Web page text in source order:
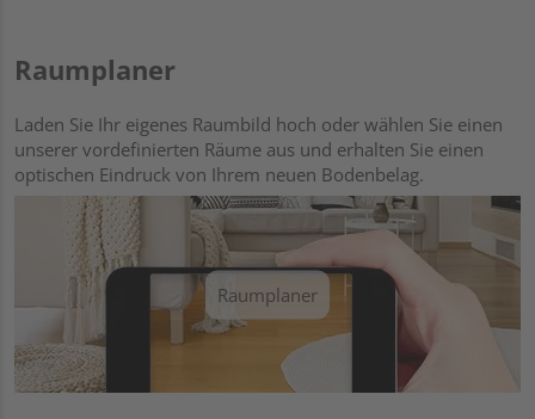
Raumplaner
Laden Sie Ihr eigenes Raumbild hoch oder wählen Sie einen
unserer vordefinierten Räume aus und erhalten Sie einen
optischen Eindruck von Ihrem neuen Bodenbelag.
Raumplaner